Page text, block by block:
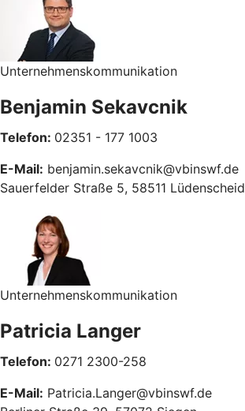
Unternehmenskommunikation
Benjamin Sekavcnik
Telefon: 02351 - 177 1003
E-Mail: benjamin.sekavcnik@vbinswf.de
Sauerfelder Straße 5, 58511 Lüdenscheid
Unternehmenskommunikation
Patricia Langer
Telefon: 0271 2300-258
E-Mail: Patricia.Langer@vbinswf.de